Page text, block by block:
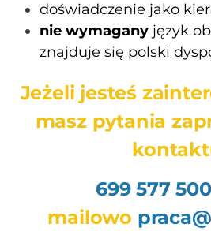
doświadczenie jako
nie wymagany język
znajduje się polski
Jeżeli jesteś
masz pytania
699 577 500
mailowo